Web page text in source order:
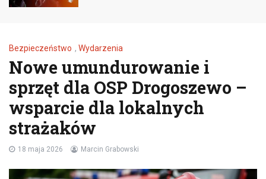
Bezpieczeństwo , Wydarzenia
Nowe umundurowanie i
sprzęt dla OSP Drogoszewo –
wsparcie dla lokalnych
strażaków
18 maja 2026 Marcin Grabowski